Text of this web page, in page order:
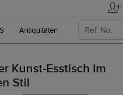
Antiquitäten
Kunst-Esstisch im
Stil